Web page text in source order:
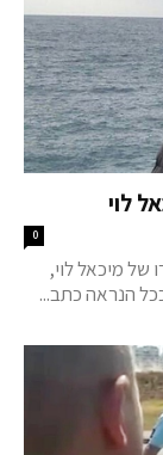
לוי
0
של מיכאל לוי,